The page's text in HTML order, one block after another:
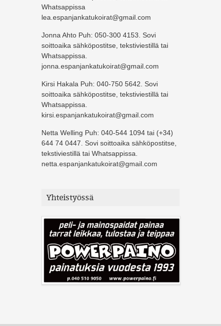
Whatsappissa
lea.espanjankatukoirat@gmail.com
Jonna Ahto Puh: 050-300 4153. Sovi
soittoaika sähköpostitse, tekstiviestillä tai
Whatsappissa.
jonna.espanjankatukoirat@gmail.com
Kirsi Hakala Puh: 040-750 5642. Sovi
soittoaika sähköpostitse, tekstiviestillä tai
Whatsappissa.
kirsi.espanjankatukoirat@gmail.com
Netta Welling Puh: 040-544 1094 tai (+34)
644 74 0447. Sovi soittoaika sähköpostitse,
tekstiviestillä tai Whatsappissa.
netta.espanjankatukoirat@gmail.com
Yhteistyössä